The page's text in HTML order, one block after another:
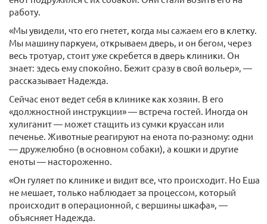
работу.
«Мы увидели, что его гнетет, когда мы сажаем его в клетку.
Мы машину паркуем, открываем дверь, и он бегом, через
весь тротуар, стоит уже скребется в дверь клиники. Он
знает: здесь ему спокойно. Бежит сразу в свой вольер», —
рассказывает Надежда.
Сейчас енот ведет себя в клинике как хозяин. В его
«должностной инструкции» — встреча гостей. Иногда он
хулиганит — может стащить из сумки круассан или
печенье. Животные реагируют на енота по-разному: одни
— дружелюбно (в основном собаки), а кошки и другие
еноты — настороженно.
«Он гуляет по клинике и видит все, что происходит. Но Еша
не мешает, только наблюдает за процессом, который
происходит в операционной, с вершины шкафа», —
объясняет Надежда.